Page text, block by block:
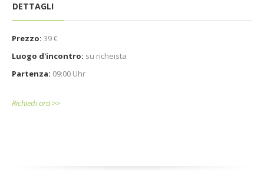
DETTAGLI
Prezzo: 39 €
Luogo d'incontro: su richeista
Partenza: 09:00 Uhr
Richiedi ora >>